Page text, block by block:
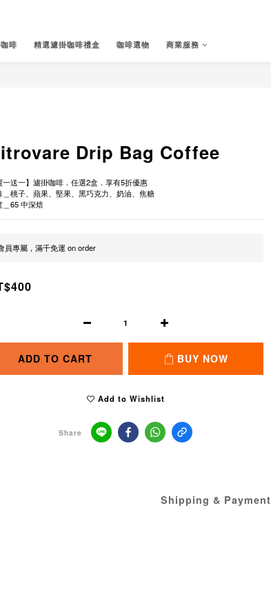
啡 精選濾掛咖啡禮盒 咖啡選物 商業服務
Drip Bag Coffee
一送一】濾掛咖啡．任選2盒．享有5折優惠
＿桃子、蘋果、堅果、黑巧克力、奶油、焦糖
＿65 中深焙
員專屬，滿千免運 on order
ADD TO CART BUY NOW
Add to Wishlist
Share
Shipping & Payment